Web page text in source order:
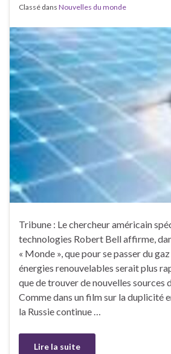
Classé dans Nouvelles du monde
Tribune : Le chercheur américain
technologies Robert Bell affirme,
« Monde », que pour se passer du
énergies renouvelables serait plus
que de trouver de nouvelles sources
Comme dans un film sur la duplicité
la Russie continue …
Lire la suite